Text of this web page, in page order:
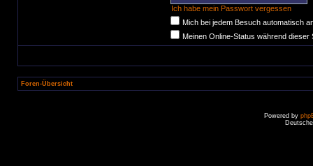
Ich habe mein Passwort vergessen
Mich bei jedem Besuch automatisch
Meinen Online-Status während dieser
Foren-Übersicht
Powered by